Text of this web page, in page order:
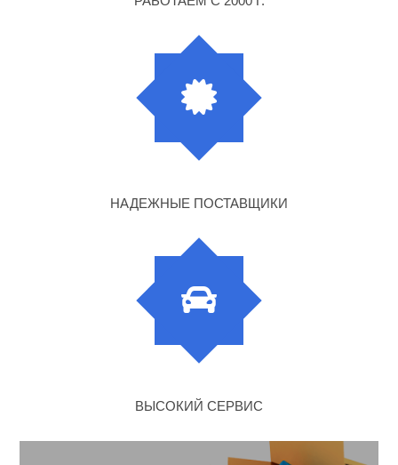
НАДЕЖНЫЕ ПОСТАВЩИКИ
ВЫСОКИЙ СЕРВИС